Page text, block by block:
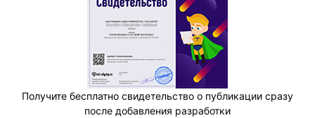
Получите бесплатно свидетельство о публикации сразу
после добавления разработки